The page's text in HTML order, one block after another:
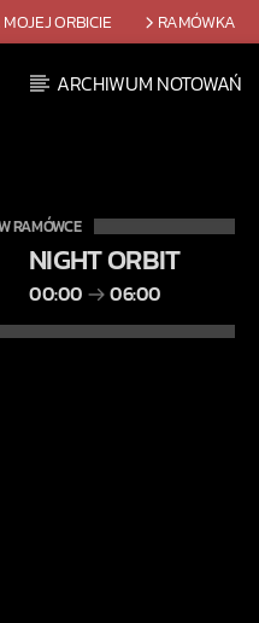
ORBICIE RAMÓWKA
ARCHIWUM NOTOWAŃ
RAMÓWCE
NIGHT ORBIT
00:00 06:00